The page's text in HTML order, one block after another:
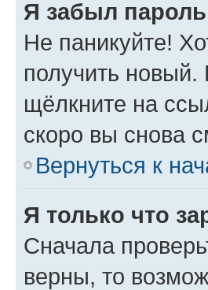
Я забыл
Не паникуйте!
получить
щёлкните на
скоро вы снова
Вернуться к
Я только что
Сначала
верны, то